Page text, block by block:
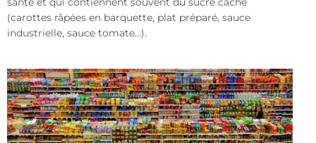
(carottes râpées en barquette, plat préparé, sauce
industrielle, sauce tomate…).